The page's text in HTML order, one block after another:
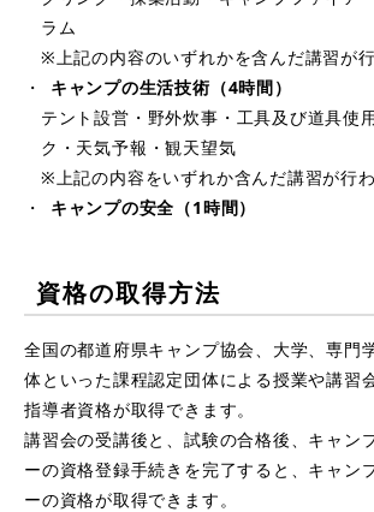
ラム
※上記の内容のいずれかを含んだ講習が
キャンプの生活技術（4時間）
テント設営・野外炊事・工具及び道具使
ク・天気予報・観天望気
※上記の内容をいずれか含んだ講習が行
キャンプの安全（1時間）
資格の取得方法
全国の都道府県キャンプ協会、大学、専門
体といった課程認定団体による授業や講習
指導者資格が取得できます。
講習会の受講後と、試験の合格後、キャン
ーの資格登録手続きを完了すると、キャン
ーの資格が取得できます。